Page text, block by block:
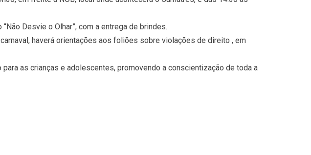
Desvie o Olhar”, com a entrega de brindes.
haverá orientações aos foliões sobre violações de direito , em
as crianças e adolescentes, promovendo a conscientização de toda a